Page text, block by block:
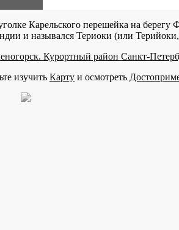
Карельского перешейка на
и назывался Териоки (или
изучить Карту и осмотреть